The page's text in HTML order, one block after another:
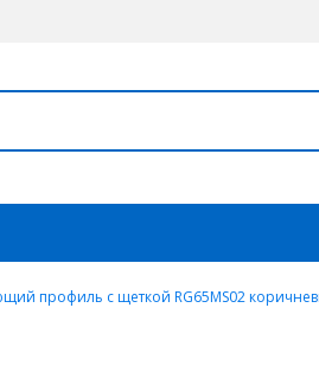
профиль с щеткой RG65MS02